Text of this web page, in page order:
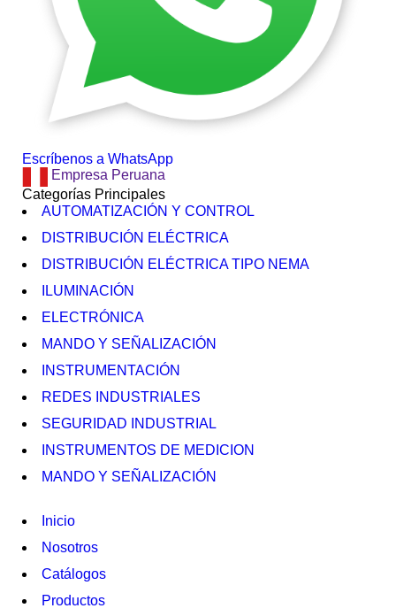
Escríbenos a WhatsApp
Empresa Peruana
Categorías Principales
AUTOMATIZACIÓN Y CONTROL
DISTRIBUCIÓN ELÉCTRICA
DISTRIBUCIÓN ELÉCTRICA TIPO NEMA
ILUMINACIÓN
ELECTRÓNICA
MANDO Y SEÑALIZACIÓN
INSTRUMENTACIÓN
REDES INDUSTRIALES
SEGURIDAD INDUSTRIAL
INSTRUMENTOS DE MEDICION
MANDO Y SEÑALIZACIÓN
Inicio
Nosotros
Catálogos
Productos